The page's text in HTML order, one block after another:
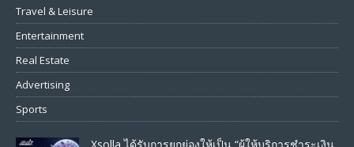
Travel & Leisure
Entertainment
Real Estate
Advertising
Sports